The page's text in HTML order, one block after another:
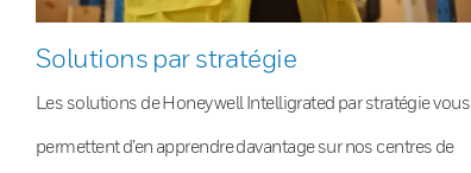
Solutions par stratégie
Les solutions de Honeywell Intelligrated par stratégie vous
permettent d’en apprendre davantage sur nos centres de